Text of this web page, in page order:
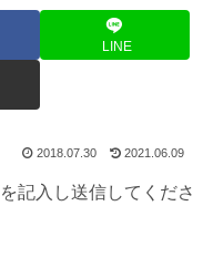
LINE
2018.07.30 2021.06.09
記入し送信してくださ